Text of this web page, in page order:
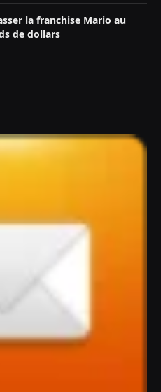
la franchise Mario au
de dollars